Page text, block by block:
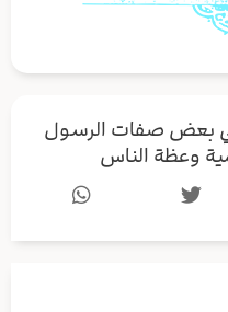
بعض صفات الرسول
وعظة الناس